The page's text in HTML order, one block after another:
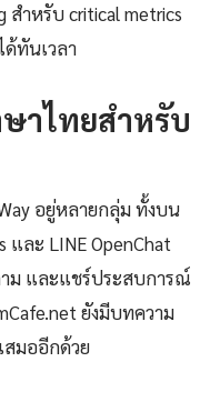
สำหรับ critical metrics
ทันเวลา
าไทยสำหรับ
อยู่หลายกลุ่ม ทั้งบน
และ LINE OpenChat
ม และแชร์ประสบการณ์
ยังมีบทความ
สมออีกด้วย